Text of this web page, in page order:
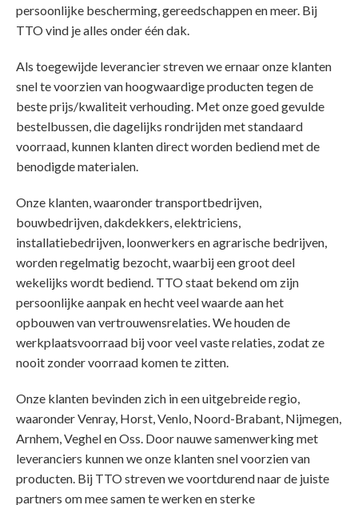
persoonlijke bescherming, gereedschappen en meer. Bij
TTO vind je alles onder één dak.
Als toegewijde leverancier streven we ernaar onze klanten
snel te voorzien van hoogwaardige producten tegen de
beste prijs/kwaliteit verhouding. Met onze goed gevulde
bestelbussen, die dagelijks rondrijden met standaard
voorraad, kunnen klanten direct worden bediend met de
benodigde materialen.
Onze klanten, waaronder transportbedrijven,
bouwbedrijven, dakdekkers, elektriciens,
installatiebedrijven, loonwerkers en agrarische bedrijven,
worden regelmatig bezocht, waarbij een groot deel
wekelijks wordt bediend. TTO staat bekend om zijn
persoonlijke aanpak en hecht veel waarde aan het
opbouwen van vertrouwensrelaties. We houden de
werkplaatsvoorraad bij voor veel vaste relaties, zodat ze
nooit zonder voorraad komen te zitten.
Onze klanten bevinden zich in een uitgebreide regio,
waaronder Venray, Horst, Venlo, Noord-Brabant, Nijmegen,
Arnhem, Veghel en Oss. Door nauwe samenwerking met
leveranciers kunnen we onze klanten snel voorzien van
producten. Bij TTO streven we voortdurend naar de juiste
partners om mee samen te werken en sterke